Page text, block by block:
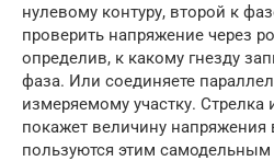
нулевому контуру, второй к
проверить напряжение через
определив, к какому гнезду
фаза. Или соединяете
измеряемому участку. Стрелка
покажет величину напряжения
пользуются этим